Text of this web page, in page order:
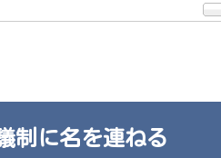
制に名を連ねる